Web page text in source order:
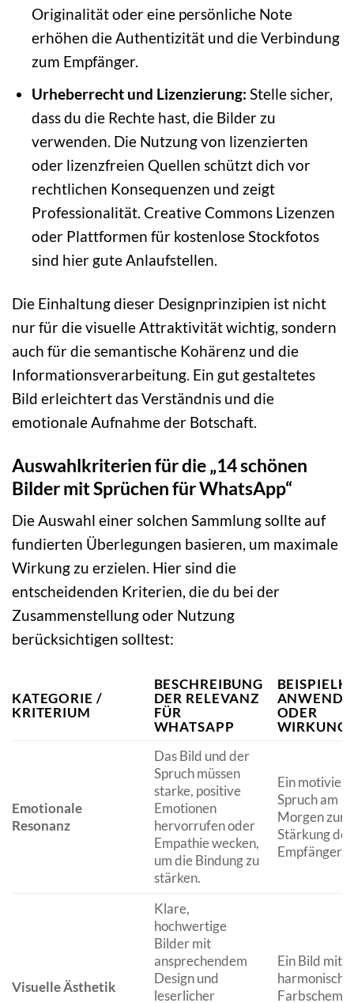
Originalität oder eine persönliche Note
erhöhen die Authentizität und die Verbindung
zum Empfänger.
Urheberrecht und Lizenzierung: Stelle sicher,
dass du die Rechte hast, die Bilder zu
verwenden. Die Nutzung von lizenzierten
oder lizenzfreien Quellen schützt dich vor
rechtlichen Konsequenzen und zeigt
Professionalität. Creative Commons Lizenzen
oder Plattformen für kostenlose Stockfotos
sind hier gute Anlaufstellen.
Die Einhaltung dieser Designprinzipien ist nicht
nur für die visuelle Attraktivität wichtig, sondern
auch für die semantische Kohärenz und die
Informationsverarbeitung. Ein gut gestaltetes
Bild erleichtert das Verständnis und die
emotionale Aufnahme der Botschaft.
Auswahlkriterien für die „14 schönen
Bilder mit Sprüchen für WhatsApp“
Die Auswahl einer solchen Sammlung sollte auf
fundierten Überlegungen basieren, um maximale
Wirkung zu erzielen. Hier sind die
entscheidenden Kriterien, die du bei der
Zusammenstellung oder Nutzung
berücksichtigen solltest:
KATEGORIE /
KRITERIUM
BESCHREIBUNG
DER RELEVANZ
FÜR
WHATSAPP
ODER
WIRKUNG
Emotionale
Resonanz
Das Bild und der
Spruch müssen
starke, positive
Emotionen
hervorrufen oder
Empathie wecken,
um die Bindung zu
stärken.
Ein
Spruch am
Morgen zur
Stärkung der
Empfänger.
Visuelle Ästhetik
Klare,
hochwertige
Bilder mit
ansprechendem
Design und
leserlicher
Ein Bild mit
Farbschema